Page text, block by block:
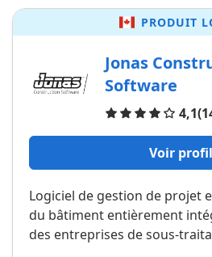
PRODUIT
Jonas
Software
4,1
Avis
Voir profil
Logiciel de gestion de projet
du bâtiment entièrement
des entreprises de sous-